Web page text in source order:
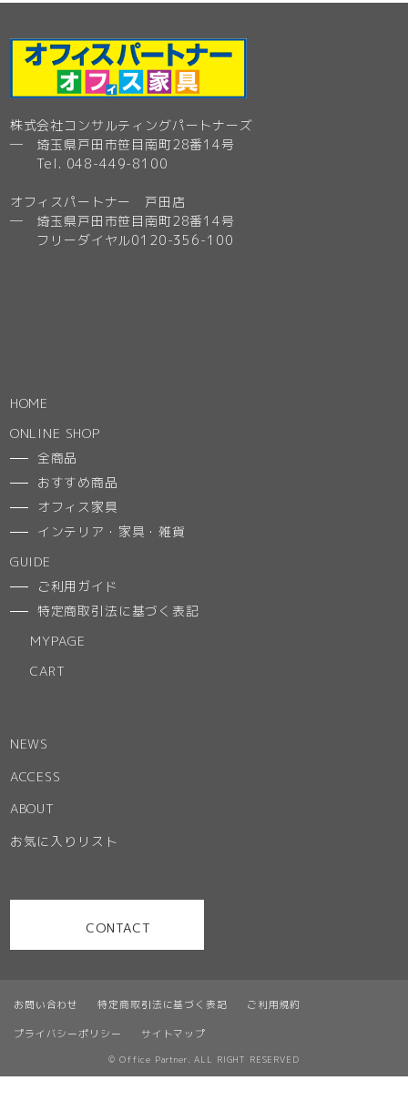
お問い合わせ 特定商取引法に基づく表記 ご利用規約
プライバシーポリシー サイトマップ
株式会社コンサルティングパートナーズ
─ 埼玉県戸田市笹目南町28番14号
Tel. 048-449-8100
オフィスパートナー 戸田店
─ 埼玉県戸田市笹目南町28番14号
フリーダイヤル0120-356-100
HOME
ONLINE SHOP
全商品
おすすめ商品
オフィス家具
インテリア・家具・雑貨
GUIDE
ご利用ガイド
特定商取引法に基づく表記
MYPAGE
CART
NEWS
ACCESS
ABOUT
お気に入りリスト
CONTACT
© Office Partner. ALL RIGHT RESERVED